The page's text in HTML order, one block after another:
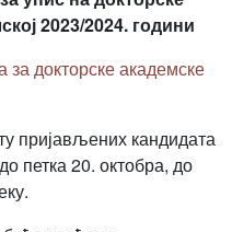
2023/2024. години
докторске академске
пријављених кандидата
петка 20. октобра, до